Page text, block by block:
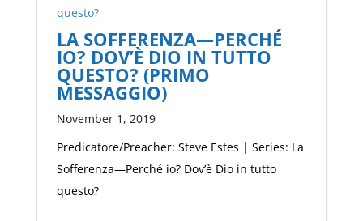
questo?
LA SOFFERENZA—PERCHÉ
IO? DOV’È DIO IN TUTTO
QUESTO? (PRIMO
MESSAGGIO)
November 1, 2019
Predicatore/Preacher: Steve Estes | Series: La
Sofferenza—Perché io? Dov’è Dio in tutto
questo?